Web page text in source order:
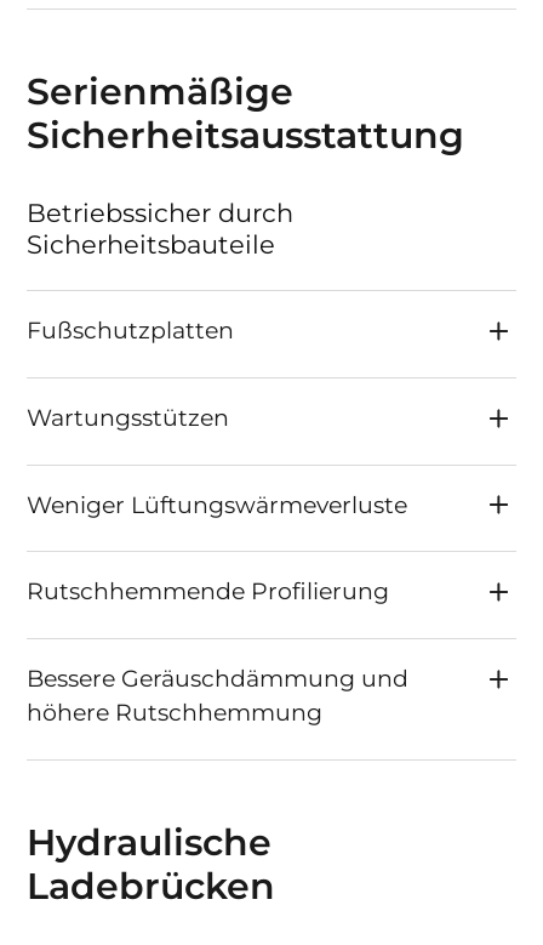
Serienmäßige
Sicherheits­ausstattung
Betriebssicher durch
Sicherheitsbauteile
Fußschutzplatten
Wartungsstützen
Weniger Lüftungswärmeverluste
Rutschhemmende Profilierung
Bessere Geräuschdämmung und
höhere Rutschhemmung
Hydraulische
Ladebrücken